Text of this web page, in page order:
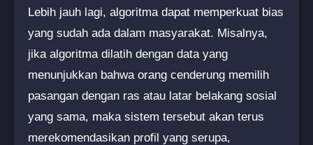
Lebih jauh lagi, algoritma dapat memperkuat bias
yang sudah ada dalam masyarakat. Misalnya,
jika algoritma dilatih dengan data yang
menunjukkan bahwa orang cenderung memilih
pasangan dengan ras atau latar belakang sosial
yang sama, maka sistem tersebut akan terus
merekomendasikan profil yang serupa,